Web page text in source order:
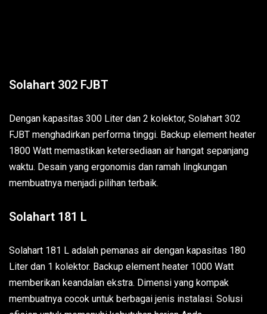
Solahart 302 FJBT
Dengan kapasitas 300 Liter dan 2 kolektor, Solahart 302
FJBT menghadirkan performa tinggi. Backup element heater
1800 Watt memastikan ketersediaan air hangat sepanjang
waktu. Desain yang ergonomis dan ramah lingkungan
membuatnya menjadi pilihan terbaik.
Solahart 181 L
Solahart 181 L adalah pemanas air dengan kapasitas 180
Liter dan 1 kolektor. Backup element heater 1000 Watt
memberikan keandalan ekstra. Dimensi yang kompak
membuatnya cocok untuk berbagai jenis instalasi. Solusi